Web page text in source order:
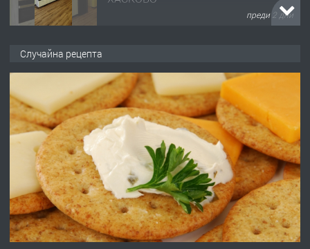
преди 2 дни
преди 2 дни
ПРЕДЛАГА
№4120 Магазин/Офис под наем в кв.
Любен Каравелов, Хасково-близо до
градската градина!
преди 3 дни
ПРЕДЛАГА
ПРОСТОРЕН ТРИСТАЕН
Случайна рецепта